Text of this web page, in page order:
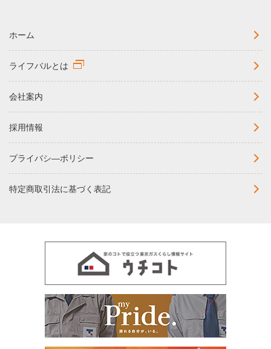
ホーム
ライフバルとは
会社案内
採用情報
プライバシ―ポリシー
特定商取引法に基づく表記